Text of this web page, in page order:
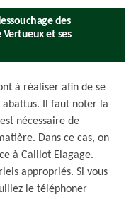
des
et ses
à réaliser afin de se
abattus. Il faut noter la
nécessaire de
Dans ce cas, on
à Caillot Elagage.
appropriés. Si vous
le téléphoner